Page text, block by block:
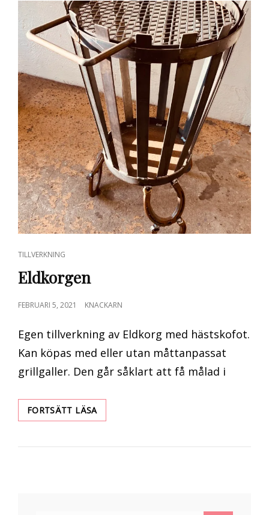
CAT
LINKS
TILLVERKNING
Eldkorgen
PUBLICERAT
FEBRUARI 5, 2021 KNACKARN
Egen tillverkning av Eldkorg med hästskofot.
Kan köpas med eller utan måttanpassat
grillgaller. Den går såklart att få målad i
FORTSÄTT LÄSAELDKORGEN